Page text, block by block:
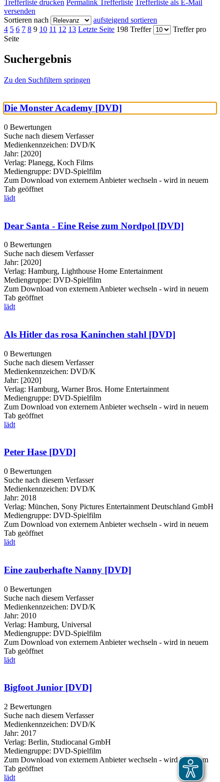
Trefferliste drucken Permalink Trefferliste Trefferliste als E-Mail
versenden
Sortieren nach
aufsteigend sortieren
4 5 6 7 8 9 10 11 12 13 Letzte Seite 198 Treffer
Treffer pro
Seite
Suchergebnis
Zu den Suchfiltern springen
Die Monster Academy [DVD]
0 Bewertungen
Suche nach diesem Verfasser
Medienkennzeichen: DVD/K
Jahr: [2020]
Verlag: Planegg, Koch Films
Mediengruppe: DVD-Spielfilm
Zum Download von externem Anbieter wechseln - wird in neuem
Tab geöffnet
lädt
Dear Santa - Eine Reise zum Nordpol [DVD]
0 Bewertungen
Suche nach diesem Verfasser
Jahr: [2020]
Verlag: Hamburg, Lighthouse Home Entertainment
Mediengruppe: DVD-Spielfilm
Zum Download von externem Anbieter wechseln - wird in neuem
Tab geöffnet
lädt
Als Hitler das rosa Kaninchen stahl [DVD]
0 Bewertungen
Suche nach diesem Verfasser
Medienkennzeichen: DVD/K
Jahr: [2020]
Verlag: Hamburg, Warner Bros. Home Entertainment
Mediengruppe: DVD-Spielfilm
Zum Download von externem Anbieter wechseln - wird in neuem
Tab geöffnet
lädt
Peter Hase [DVD]
0 Bewertungen
Suche nach diesem Verfasser
Medienkennzeichen: DVD/K
Jahr: 2018
Verlag: München, Sony Pictures Entertainment Deutschland GmbH
Mediengruppe: DVD-Spielfilm
Zum Download von externem Anbieter wechseln - wird in neuem
Tab geöffnet
lädt
Eine zauberhafte Nanny [DVD]
0 Bewertungen
Suche nach diesem Verfasser
Medienkennzeichen: DVD/K
Jahr: 2010
Verlag: Hamburg, Universal
Mediengruppe: DVD-Spielfilm
Zum Download von externem Anbieter wechseln - wird in neuem
Tab geöffnet
lädt
Bigfoot Junior [DVD]
2 Bewertungen
Suche nach diesem Verfasser
Medienkennzeichen: DVD/K
Jahr: 2017
Verlag: Berlin, Studiocanal GmbH
Mediengruppe: DVD-Spielfilm
Zum Download von externem Anbieter wechseln - wird in neuem
Tab geöffnet
lädt